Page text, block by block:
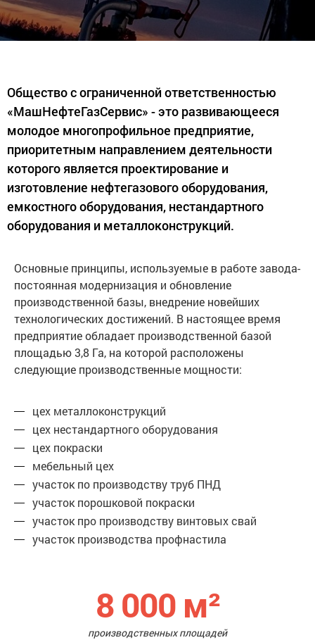
Общество с ограниченной ответственностью
«МашНефтеГазСервис» - это развивающееся
молодое многопрофильное предприятие,
приоритетным направлением деятельности
которого является проектирование и
изготовление нефтегазового оборудования,
емкостного оборудования, нестандартного
оборудования и металлоконструкций.
Основные принципы, используемые в работе завода-
постоянная модернизация и обновление
производственной базы, внедрение новейших
технологических достижений. В настоящее время
предприятие обладает производственной базой
площадью 3,8 Га, на которой расположены
следующие производственные мощности:
цех металлоконструкций
цех нестандартного оборудования
цех покраски
мебельный цех
участок по производству труб ПНД
участок порошковой покраски
участок про производству винтовых свай
участок производства профнастила
8 000 м²
производственных площадей